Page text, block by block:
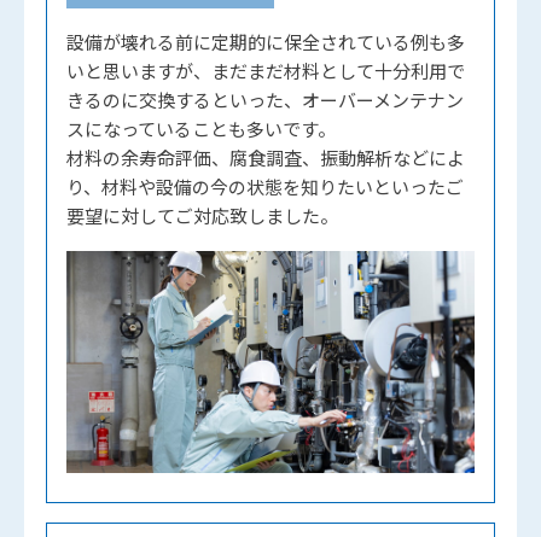
設備が壊れる前に定期的に保全されている例も多
いと思いますが、まだまだ材料として十分利用で
きるのに交換するといった、オーバーメンテナン
スになっていることも多いです。
材料の余寿命評価、腐食調査、振動解析などによ
り、材料や設備の今の状態を知りたいといったご
要望に対してご対応致しました。